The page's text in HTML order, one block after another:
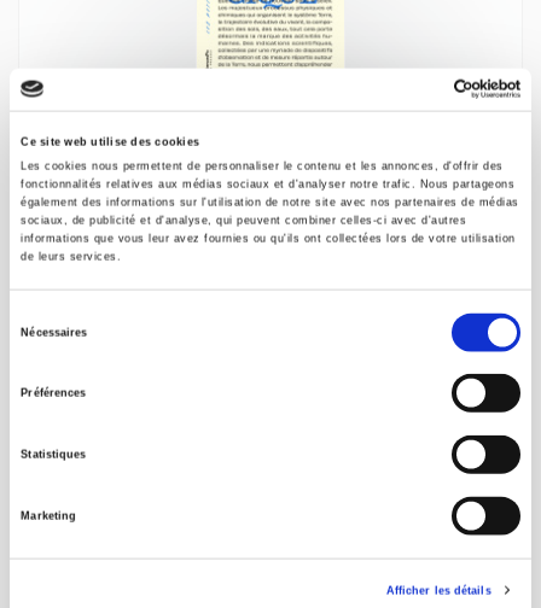
Ce site web utilise des cookies
Les cookies nous permettent de personnaliser le contenu et les annonces, d'offrir des
fonctionnalités relatives aux médias sociaux et d'analyser notre trafic. Nous partageons
également des informations sur l'utilisation de notre site avec nos partenaires de médias
sociaux, de publicité et d'analyse, qui peuvent combiner celles-ci avec d'autres
informations que vous leur avez fournies ou qu'ils ont collectées lors de votre utilisation
de leurs services.
Nécessaires
Préférences
Statistiques
Marketing
Afficher les détails
Culture écologique
Pierre Charbonnier
Culture numérique